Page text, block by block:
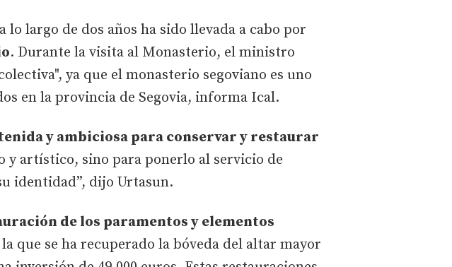
largo de dos años ha sido llevada a cabo por
. Durante la visita al Monasterio, el ministro
ya que el monasterio segoviano es uno
en la provincia de Segovia, informa Ical.
y ambiciosa para conservar y restaurar
artístico, sino para ponerlo al servicio de
identidad”, dijo Urtasun.
de los paramentos y elementos
que se ha recuperado la bóveda del altar mayor